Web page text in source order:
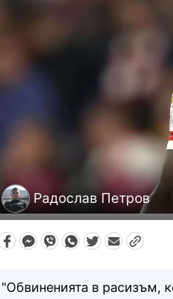
Радослав Петров
"Обвиненията в расизъм,